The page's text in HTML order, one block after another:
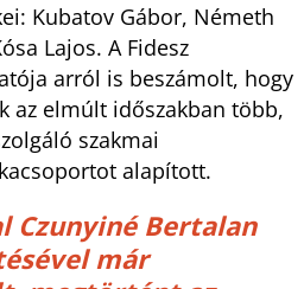
Kubatov Gábor, Németh
Lajos. A Fidesz
arról is beszámolt, hogy
az elmúlt időszakban több,
szakmai
alapított.
Czunyiné Bertalan
már